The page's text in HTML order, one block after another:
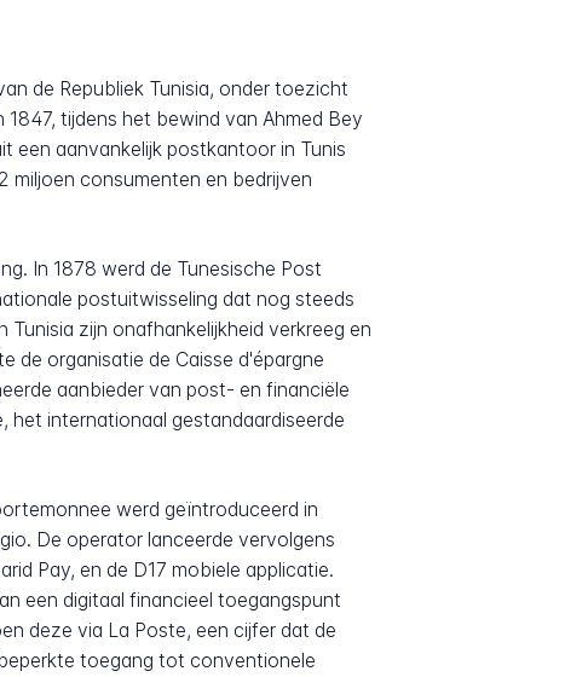
tijdens het bewind van Ahmed Bey
een aanvankelijk postkantoor in Tunis
miljoen consumenten en bedrijven
In 1878 werd de Tunesische Post
postuitwisseling dat nog steeds
zijn onafhankelijkheid verkreeg en
de organisatie de Caisse d'épargne
aanbieder van post- en financiële
het internationaal gestandaardiseerde
werd geïntroduceerd in
De operator lanceerde vervolgens
Pay, en de D17 mobiele applicatie.
een digitaal financieel toegangspunt
deze via La Poste, een cijfer dat de
toegang tot conventionele